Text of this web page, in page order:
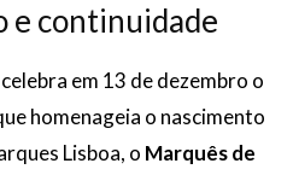
e continuidade
em 13 de dezembro o
homenageia o nascimento
Lisboa, o Marquês de